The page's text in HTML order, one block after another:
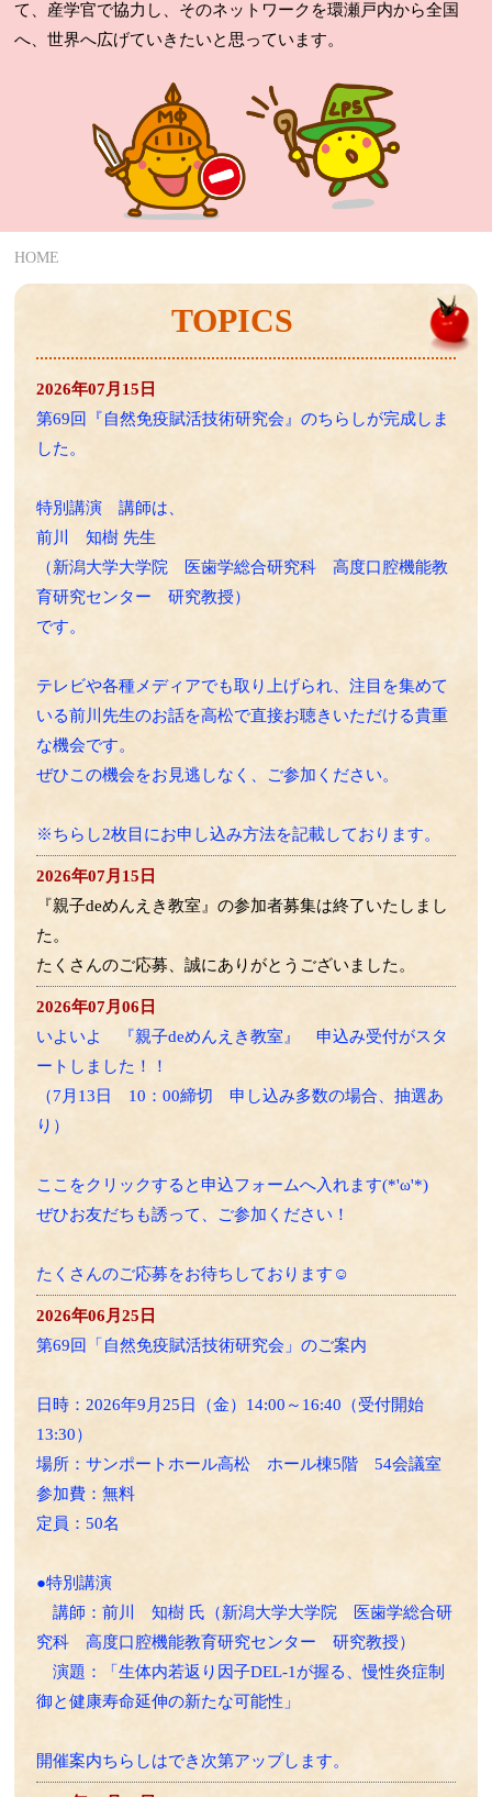
て、産学官で協力し、そのネットワークを環瀬戸内から全国
へ、世界へ広げていきたいと思っています。
HOME
TOPICS
2026年07月15日
第69回『自然免疫賦活技術研究会』のちらしが完成しま
した。
特別講演 講師は、
前川 知樹 先生
（新潟大学大学院 医歯学総合研究科 高度口腔機能教
育研究センター 研究教授）
です。
テレビや各種メディアでも取り上げられ、注目を集めて
いる前川先生のお話を高松で直接お聴きいただける貴重
な機会です。
ぜひこの機会をお見逃しなく、ご参加ください。
※ちらし2枚目にお申し込み方法を記載しております。
2026年07月15日
『親子deめんえき教室』の参加者募集は終了いたしまし
た。
たくさんのご応募、誠にありがとうございました。
2026年07月06日
いよいよ 『親子deめんえき教室』 申込み受付がスタ
ートしました！！
（7月13日 10：00締切 申し込み多数の場合、抽選あ
り）
ここをクリックすると申込フォームへ入れます(*'ω'*)
ぜひお友だちも誘って、ご参加ください！
たくさんのご応募をお待ちしております☺
2026年06月25日
第69回「自然免疫賦活技術研究会」のご案内
日時：2026年9月25日（金）14:00～16:40（受付開始
13:30）
場所：サンポートホール高松 ホール棟5階 54会議室
参加費：無料
定員：50名
●特別講演
講師：前川 知樹 氏（新潟大学大学院 医歯学総合研
究科 高度口腔機能教育研究センター 研究教授）
演題：「生体内若返り因子DEL-1が握る、慢性炎症制
御と健康寿命延伸の新たな可能性」
開催案内ちらしはでき次第アップします。